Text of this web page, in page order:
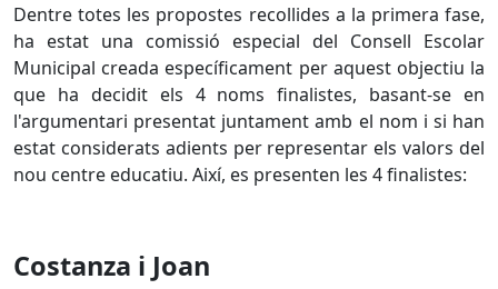
Dentre totes les propostes recollides a la primera fase,
ha estat una comissió especial del Consell Escolar
Municipal creada específicament per aquest objectiu la
que ha decidit els 4 noms finalistes, basant-se en
l'argumentari presentat juntament amb el nom i si han
estat considerats adients per representar els valors del
nou centre educatiu. Així, es presenten les 4 finalistes:
Costanza i Joan